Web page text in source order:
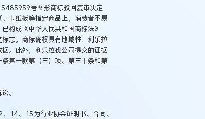
西安某生物科
同纠纷案
号图形商标驳回复审决定
卡纸板等指定商品上，消费者不易
构成《中华人民共和国商标法》
志。商标确权具有地域性，利乐拉
。此外，利乐拉伐公司提交的证据
第一款第（三）项、第三十条和第
。
14、 15为行业协会证明书、合同、